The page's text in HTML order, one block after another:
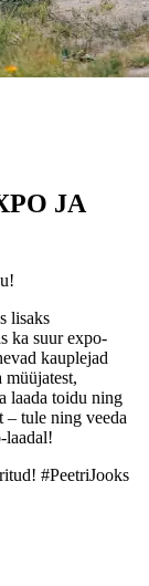
JA
lisaks
ka suur expo-
kauplejad
müüjatest,
laada toidu ning
– tule ning veeda
laadal!
#PeetriJooks